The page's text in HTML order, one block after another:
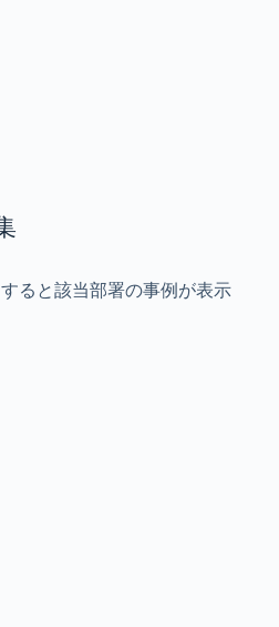
ると該当部署の事例が表示